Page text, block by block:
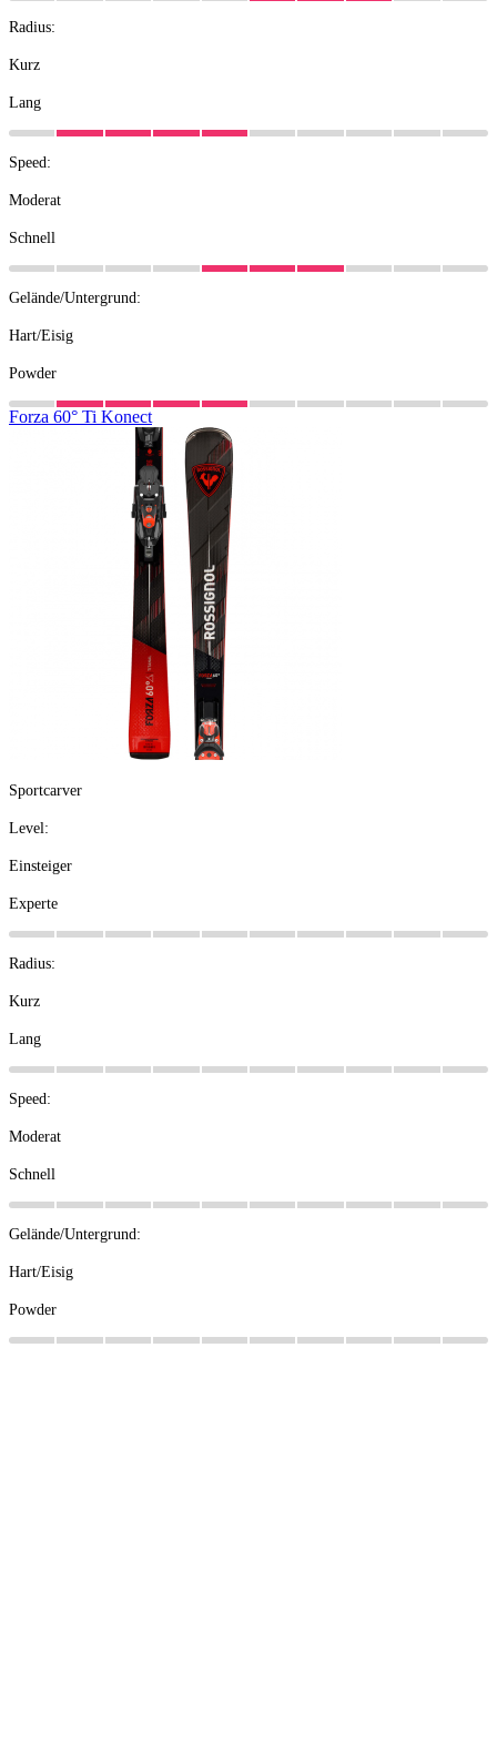
Radius:
Kurz
Lang
Speed:
Moderat
Schnell
Gelände/Untergrund:
Hart/Eisig
Powder
Forza 60° Ti Konect
Sportcarver
Level:
Einsteiger
Experte
Radius:
Kurz
Lang
Speed:
Moderat
Schnell
Gelände/Untergrund:
Hart/Eisig
Powder